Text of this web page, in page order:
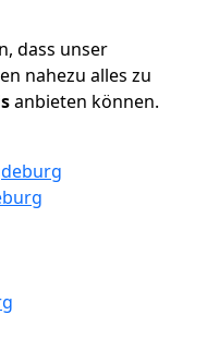
dass unser
nahezu alles zu
anbieten können.